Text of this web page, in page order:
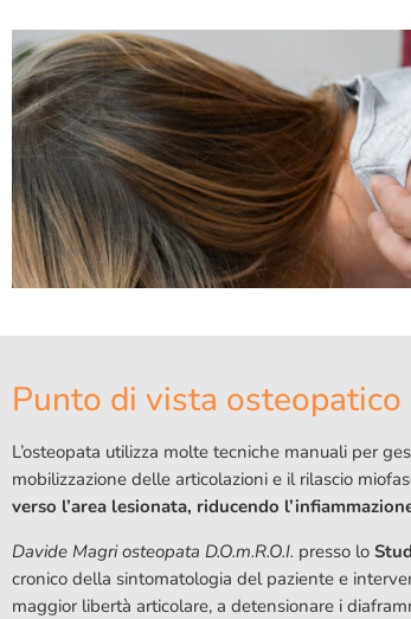
Punto di vista osteopatico
L’osteopata utilizza molte tecniche manuali per
mobilizzazione delle articolazioni e il rilascio
verso l’area lesionata, riducendo
Davide Magri osteopata D.O.m.R.O.I. presso lo
cronico della sintomatologia del paziente e
maggior libertà articolare, a detensionare i